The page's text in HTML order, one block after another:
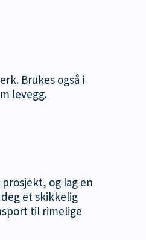
Brukes også i
levegg.
og lag en
et skikkelig
til rimelige